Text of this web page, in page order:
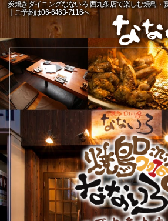
炭焼きダイニングなないろ 西九条店で楽しむ焼鳥・
｜ご予約は06-6463-7116へ